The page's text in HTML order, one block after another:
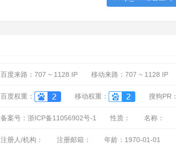
百度来路： 707 ~ 1128 IP 移动来路： 707 ~ 1128 IP
百度权重： 移动权重： 搜狗PR：
备案号：浙ICP备11056902号-1 性质： 名称：
注册人/机构： 注册邮箱： 年龄：1970-01-01